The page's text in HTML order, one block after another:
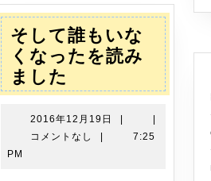
そして誰もいな
くなったを読み
ました
し
て
誰
2016年12月19日
2016
|
|
コメントなし
|
7:25
PM